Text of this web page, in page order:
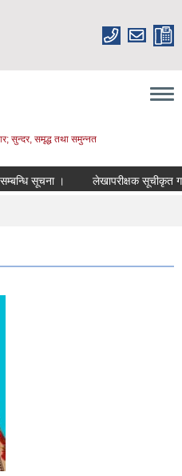
सुन्दर, समृद्ध तथा समुन्नत
सूचना । लेखापरीक्षक सूचीकृत गर्ने